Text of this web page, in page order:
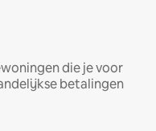
die je voor
betalingen